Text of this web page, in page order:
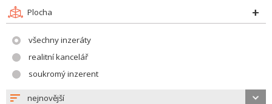
Plocha
všechny inzeráty
realitní kancelář
soukromý inzerent
nejnovější